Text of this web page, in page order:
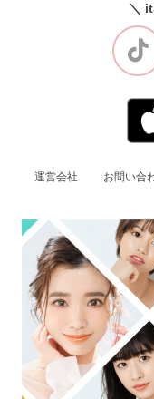
＼
運営会社 お問い合